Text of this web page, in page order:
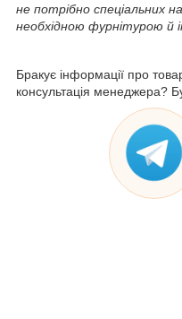
не потрібно спеціальних
необхідною фурнітурою й
Бракує інформації про
консультація менеджера?